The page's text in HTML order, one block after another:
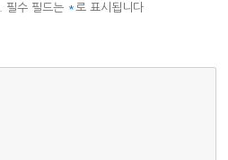
필수 필드는 *로 표시됩니다